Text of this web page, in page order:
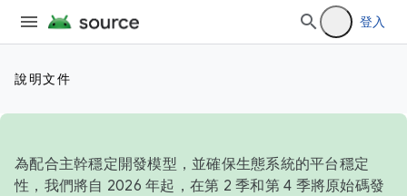
登入
說明文件
為配合主幹穩定開發模型，並確保生態系統的平台穩定
性，我們將自 2026 年起，在第 2 季和第 4 季將原始碼發